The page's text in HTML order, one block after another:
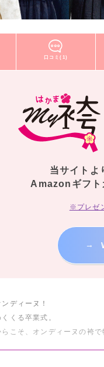
口コミ(1)
当サイトよ
Amazonギフト
※プレゼ
→
ディーヌ！
くる卒業式。
こそ、オンディーヌの袴で